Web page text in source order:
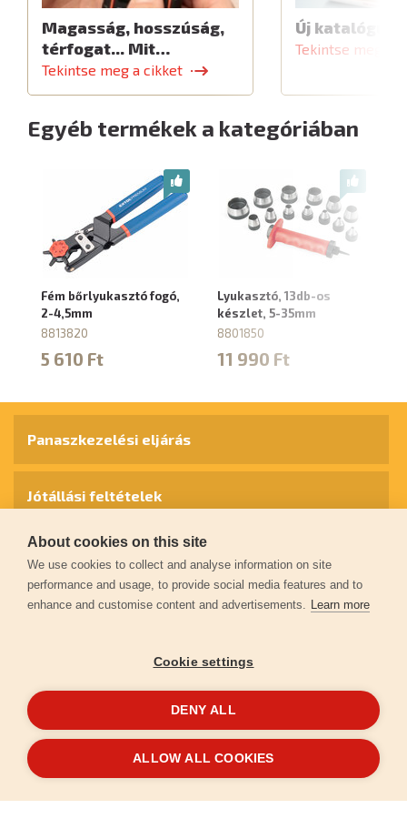
Magasság, hosszúság,
térfogat... Mit…
Tekintse meg a cikket
Új katalógus
Tekintse meg a
Egyéb termékek a kategóriában
Fém bőrlyukasztó fogó,
2-4,5mm
8813820
5 610 Ft
Lyukasztó, 13db-os
készlet, 5-35mm
8801850
11 990 Ft
© 2026extol.hu- Minden jog fenntartva
Panaszkezelési eljárás
Jótállási feltételek
Személyes adatok védelme
Kapcsolat
Garancia regisztráció
LétrehoztaFEO
About cookies on this site
We use cookies to collect and analyse information on site
performance and usage, to provide social media features and to
enhance and customise content and advertisements. Learn more
Cookie settings
DENY ALL
ALLOW ALL COOKIES